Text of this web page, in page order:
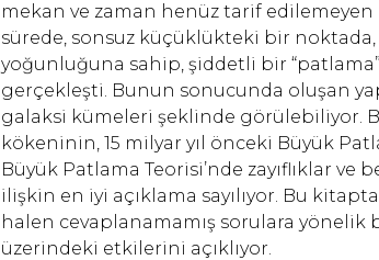
mekan ve zaman henüz tarif
sürede, sonsuz küçüklükteki bir noktada,
yoğunluğuna sahip, şiddetli bir
gerçekleşti. Bunun sonucunda oluşan
galaksi kümeleri şeklinde görülebiliyor.
kökeninin, 15 milyar yıl önceki Büyük
Büyük Patlama Teorisi’nde zayıflıklar
ilişkin en iyi açıklama sayılıyor. Bu
halen cevaplanamamış sorulara yönelik
üzerindeki etkilerini açıklıyor.